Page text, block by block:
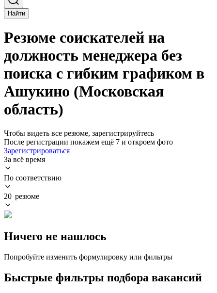
Найти
Резюме соискателей на
должность менеджера без
поиска с гибким графиком в
Ашукино (Московская
область)
Чтобы видеть все резюме, зарегистрируйтесь
После регистрации покажем ещё 7 и откроем фото
Зарегистрироваться
За всё время
По соответствию
20 резюме
Ничего не нашлось
Попробуйте изменить формулировку или фильтры
Быстрые фильтры подбора вакансий